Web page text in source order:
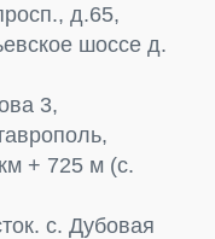
д.65,
шоссе д.
3,
+ 725 м (с.
с. Дубовая